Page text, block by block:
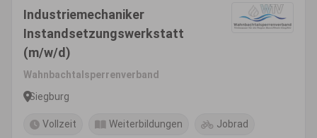
Industriemechaniker
Instandsetzungswerkstatt
(m/w/d)
Wahnbachtalsperrenverband
Siegburg
Vollzeit Weiterbildungen Jobrad